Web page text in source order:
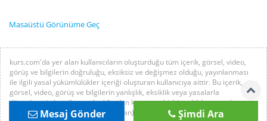
Mesaj Gönder Şimdi Ara
Masaüstü Görünüme Geç
kurs.com'da yer alan kullanıcıların oluşturduğu tüm içerik, görsel, video,
görüş ve bilgilerin doğruluğu, eksiksiz ve değişmez olduğu, yayınlanması
ile ilgili yasal yükümlülükler içeriği oluşturan kullanıcıya aittir. Bu içerik,
görsel, video, görüş ve bilgilerin yanlışlık, eksiklik veya yasalarla
düzenlenmiş kurallara aykırılığından kurs.com hiçbir şekilde sorumlu
değildir. Sorularınız için mağaza (ilan) sahibi ile irtibata geçebilirsiniz.